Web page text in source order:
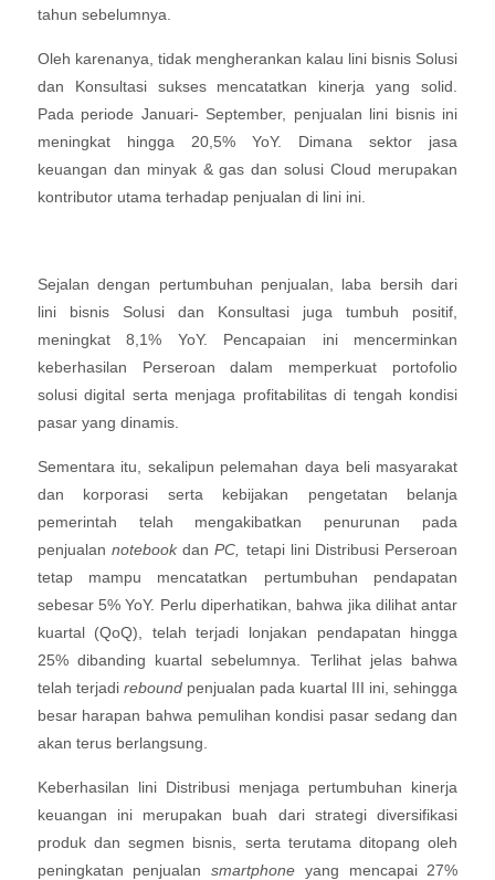
tahun sebelumnya.
Oleh karenanya, tidak mengherankan kalau lini bisnis Solusi
dan Konsultasi sukses mencatatkan kinerja yang solid.
Pada periode Januari- September, penjualan lini bisnis ini
meningkat hingga 20,5% YoY. Dimana sektor jasa
keuangan dan minyak & gas dan solusi Cloud merupakan
kontributor utama terhadap penjualan di lini ini.
Sejalan dengan pertumbuhan penjualan, laba bersih dari
lini bisnis Solusi dan Konsultasi juga tumbuh positif,
meningkat 8,1% YoY. Pencapaian ini mencerminkan
keberhasilan Perseroan dalam memperkuat portofolio
solusi digital serta menjaga profitabilitas di tengah kondisi
pasar yang dinamis.
Sementara itu, sekalipun pelemahan daya beli masyarakat
dan korporasi serta kebijakan pengetatan belanja
pemerintah telah mengakibatkan penurunan pada
penjualan notebookdanPC, tetapi lini Distribusi Perseroan
tetap mampu mencatatkan pertumbuhan pendapatan
sebesar 5% YoY. Perlu diperhatikan, bahwa jika dilihat antar
kuartal (QoQ), telah terjadi lonjakan pendapatan hingga
25% dibanding kuartal sebelumnya. Terlihat jelas bahwa
telah terjadi rebound penjualan pada kuartal III ini, sehingga
besar harapan bahwa pemulihan kondisi pasar sedang dan
akan terus berlangsung.
Keberhasilan lini Distribusi menjaga pertumbuhan kinerja
keuangan ini merupakan buah dari strategi diversifikasi
produk dan segmen bisnis, serta terutama ditopang oleh
peningkatan penjualansmartphone yang mencapai 27%